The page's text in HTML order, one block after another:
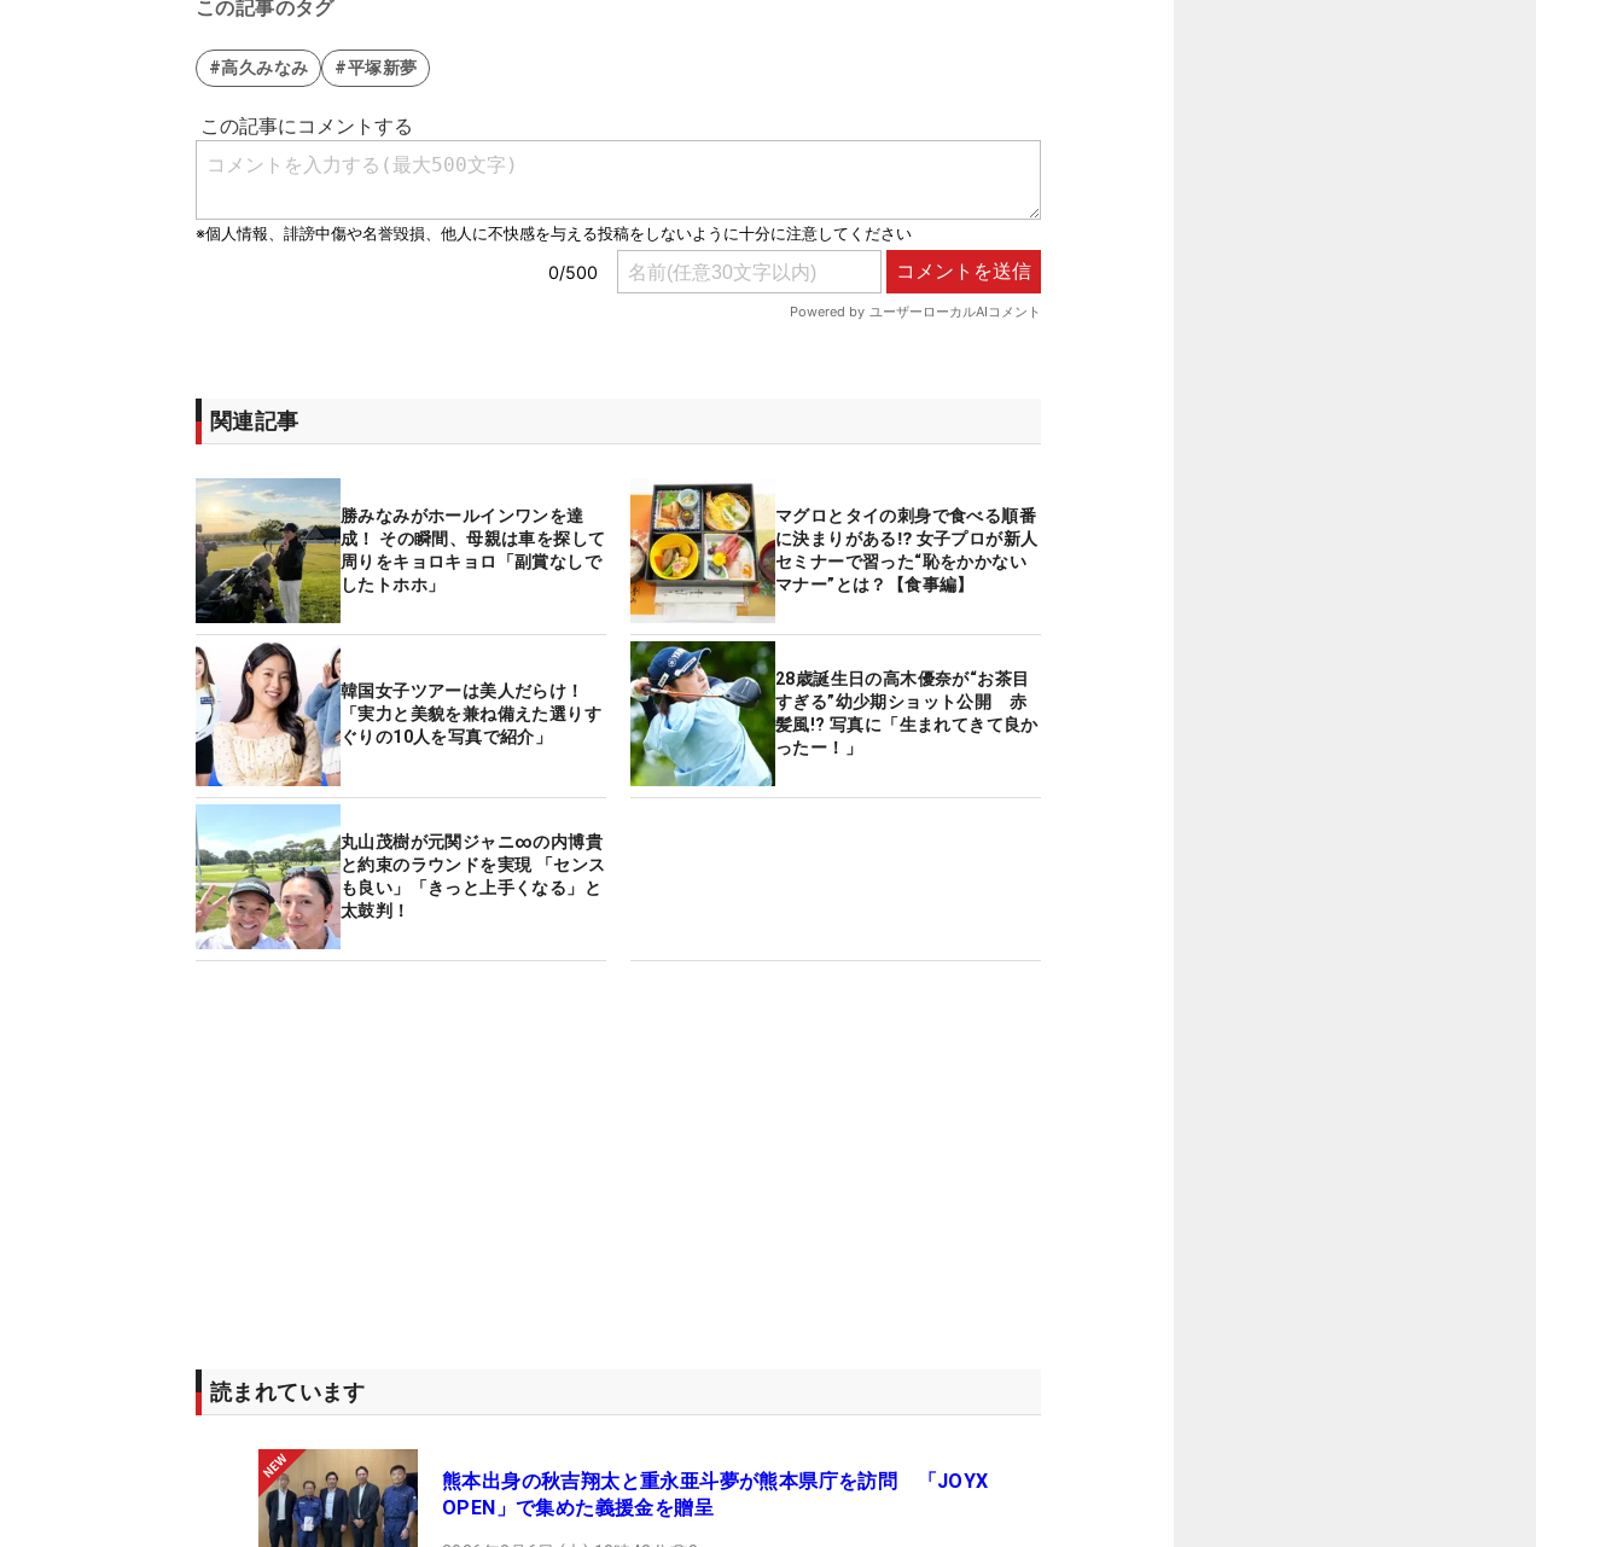
この記事のタグ
#高久みなみ #平塚新夢
関連記事
勝みなみがホールインワンを達
成！ その瞬間、母親は車を探して
周りをキョロキョロ「副賞なしで
したトホホ」
マグロとタイの刺身で食べる順番
に決まりがある⁉ 女子プロが新人
セミナーで習った“恥をかかない
マナー”とは？【食事編】
韓国女子ツアーは美人だらけ！
「実力と美貌を兼ね備えた選りす
ぐりの10人を写真で紹介」
28歳誕生日の高木優奈が“お茶目
すぎる”幼少期ショット公開 赤
髪風!? 写真に「生まれてきて良か
ったー！」
丸山茂樹が元関ジャニ∞の内博貴
と約束のラウンドを実現 「センス
も良い」「きっと上手くなる」と
太鼓判！
読まれています
熊本出身の秋吉翔太と重永亜斗夢が熊本県庁を訪問 「JOYX
OPEN」で集めた義援金を贈呈